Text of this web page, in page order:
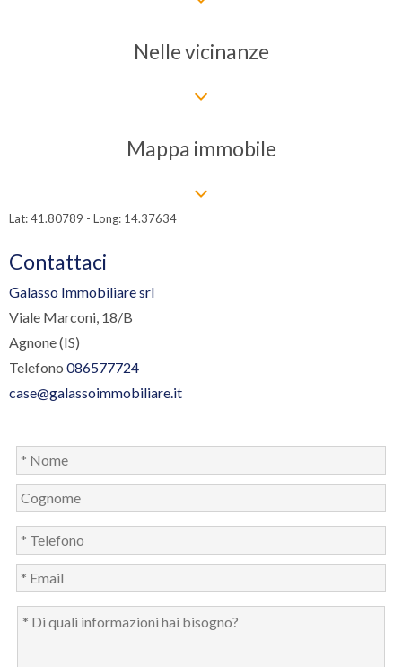
Nelle vicinanze
Mappa immobile
Lat: 41.80789 - Long: 14.37634
Contattaci
Galasso Immobiliare srl
Viale Marconi, 18/B
Agnone (IS)
Telefono 086577724
case@galassoimmobiliare.it